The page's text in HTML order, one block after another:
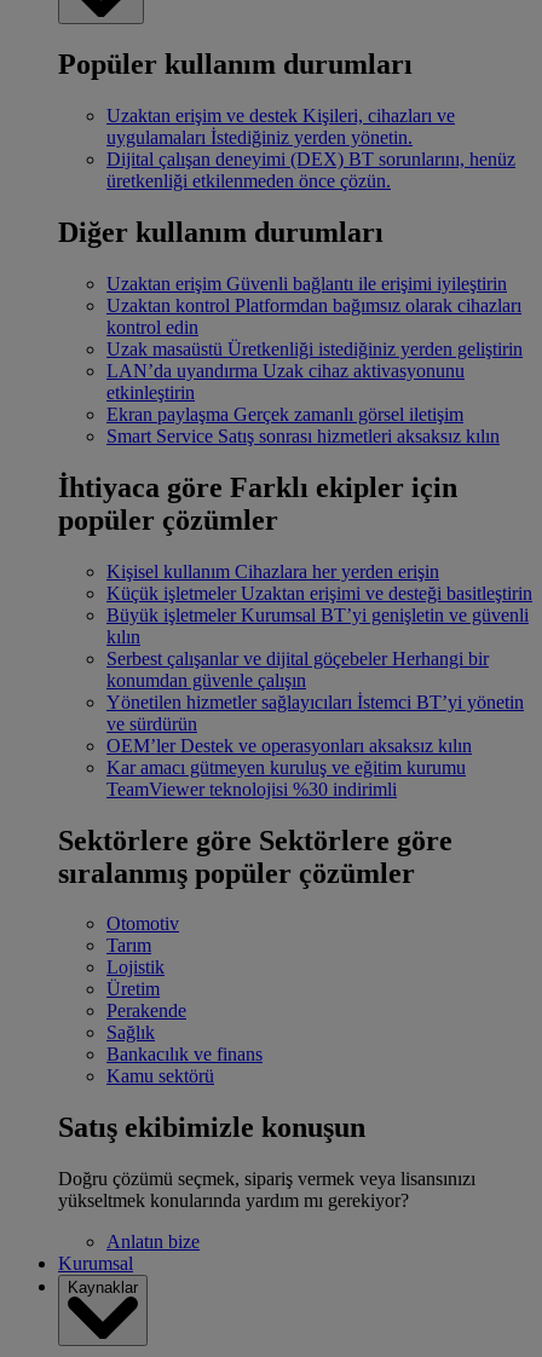
Popüler kullanım durumları
Uzaktan erişim ve destek Kişileri, cihazları ve
uygulamaları İstediğiniz yerden yönetin.
Dijital çalışan deneyimi (DEX) BT sorunlarını, henüz
üretkenliği etkilenmeden önce çözün.
Diğer kullanım durumları
Uzaktan erişim Güvenli bağlantı ile erişimi iyileştirin
Uzaktan kontrol Platformdan bağımsız olarak cihazları
kontrol edin
Uzak masaüstü Üretkenliği istediğiniz yerden geliştirin
LAN’da uyandırma Uzak cihaz aktivasyonunu
etkinleştirin
Ekran paylaşma Gerçek zamanlı görsel iletişim
Smart Service Satış sonrası hizmetleri aksaksız kılın
İhtiyaca göre Farklı ekipler için
popüler çözümler
Kişisel kullanım Cihazlara her yerden erişin
Küçük işletmeler Uzaktan erişimi ve desteği basitleştirin
Büyük işletmeler Kurumsal BT’yi genişletin ve güvenli
kılın
Serbest çalışanlar ve dijital göçebeler Herhangi bir
konumdan güvenle çalışın
Yönetilen hizmetler sağlayıcıları İstemci BT’yi yönetin
ve sürdürün
OEM’ler Destek ve operasyonları aksaksız kılın
Kar amacı gütmeyen kuruluş ve eğitim kurumu
TeamViewer teknolojisi %30 indirimli
Sektörlere göre Sektörlere göre
sıralanmış popüler çözümler
Otomotiv
Tarım
Lojistik
Üretim
Perakende
Sağlık
Bankacılık ve finans
Kamu sektörü
Satış ekibimizle konuşun
Doğru çözümü seçmek, sipariş vermek veya lisansınızı
yükseltmek konularında yardım mı gerekiyor?
Anlatın bize
Kurumsal
Kaynaklar